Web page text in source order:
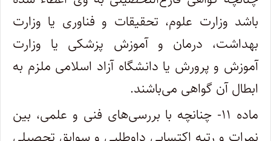
باشد وزارت علوم، تحقیقات و فناوری یا وزارت
بهداشت، درمان و آموزش پزشکی یا وزارت
آموزش و پرورش یا دانشگاه آزاد اسلامی ملزم به
ابطال آن گواهی می‌باشند.
ماده ۱۱- چنانچه با بررسی‌های فنی و علمی، بین